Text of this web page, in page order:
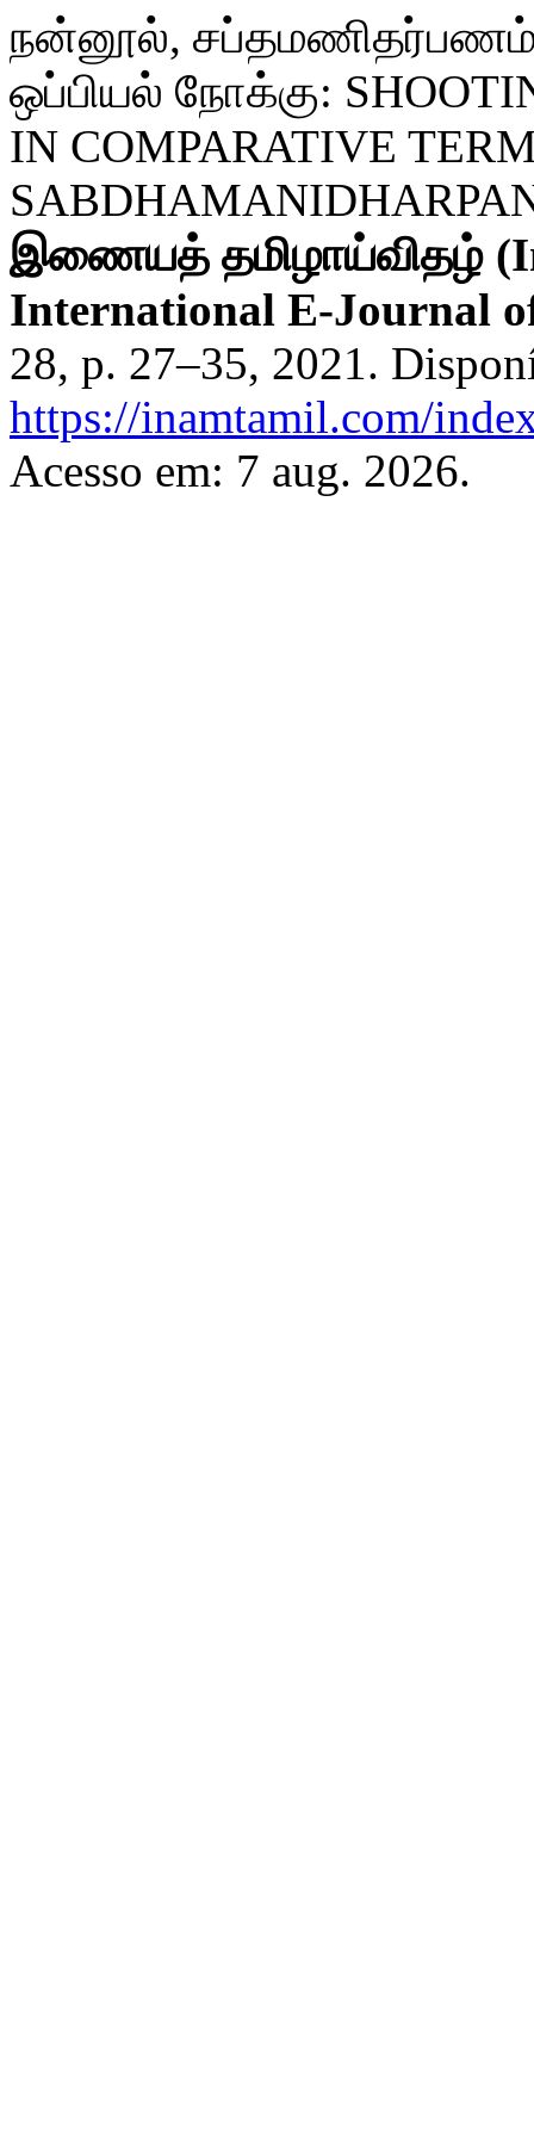
நன்னூல், சப்தமணிதர்பணம்
ஒப்பியல் நோக்கு:
IN COMPARATIVE
இணையத் தமிழாய்விதழ்
International E-Journal
28, p. 27–35, 2021.
https://inamtamil.com/
Acesso em: 7 aug. 2026.